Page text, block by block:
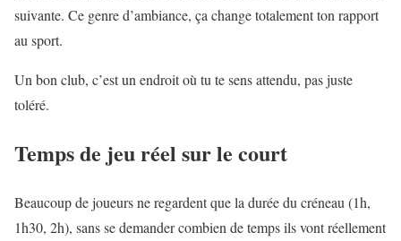
suivante. Ce genre d’ambiance, ça change totalement ton rapport
au sport.
Un bon club, c’est un endroit où tu te sens attendu, pas juste
toléré.
Temps de jeu réel sur le court
Beaucoup de joueurs ne regardent que la durée du créneau (1h,
1h30, 2h), sans se demander combien de temps ils vont réellement